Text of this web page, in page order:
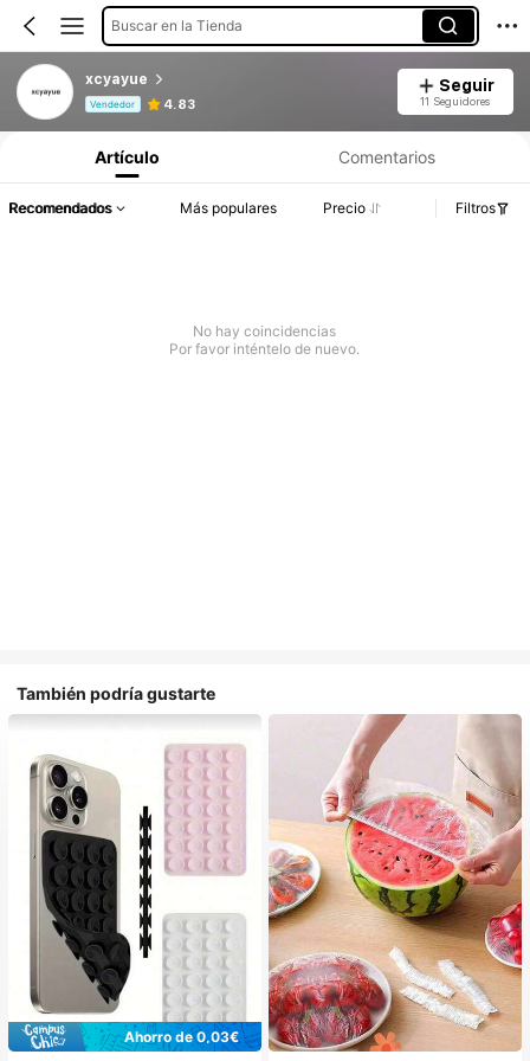
Buscar en la Tienda
xcyayue
Vendedor 4.83
Seguir
11 Seguidores
Artículo Comentarios
Recomendados Más populares Precio Filtros
No hay coincidencias
Por favor inténtelo de nuevo.
También podría gustarte
Ahorro de 0,03€